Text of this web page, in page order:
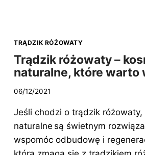
METOD
TRĄDZIK RÓŻOWATY
Trądzik różowaty –
naturalne, które warto
06/12/2021
Jeśli chodzi o trądzik różowaty,
naturalne są świetnym
wspomóc odbudowę i